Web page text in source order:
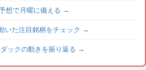
想で月曜に備える →
いた注目銘柄をチェック →
ックの動きを振り返る →